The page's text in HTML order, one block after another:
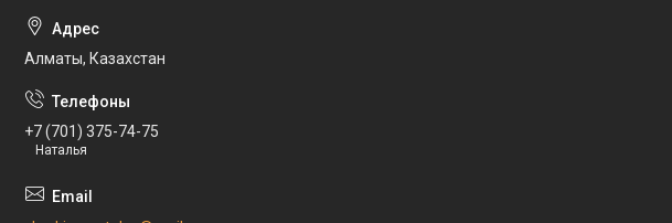
Алматы, Казахстан
+7 (701) 375-74-75
Наталья